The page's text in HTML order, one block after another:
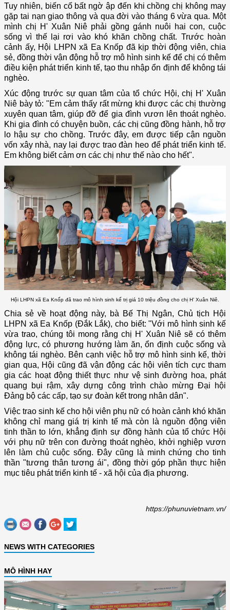
Tuy nhiên, biến cố bất ngờ ập đến khi chồng chị không may
gặp tai nạn giao thông và qua đời vào tháng 6 vừa qua. Một
mình chị H' Xuân Niê phải gồng gánh nuôi hai con, cuộc
sống vì thế lại rơi vào khó khăn chồng chất. Trước hoàn
cảnh ấy, Hội LHPN xã Ea Knốp đã kịp thời động viên, chia
sẻ, đồng thời vận động hỗ trợ mô hình sinh kế để chị có thêm
điều kiện phát triển kinh tế, tạo thu nhập ổn định để không tái
nghèo.
Xúc động trước sự quan tâm của tổ chức Hội, chị H' Xuân
Niê bày tỏ: "Em cảm thấy rất mừng khi được các chị thường
xuyên quan tâm, giúp đỡ để gia đình vươn lên thoát nghèo.
Khi gia đình có chuyện buồn, các chị cũng đồng hành, hỗ trợ
lo hậu sự cho chồng. Trước đây, em được tiếp cận nguồn
vốn xây nhà, nay lại được trao đàn heo để phát triển kinh tế.
Em không biết cảm ơn các chị như thế nào cho hết".
Hội LHPN xã Ea Knốp đã trao mô hình sinh kế trị giá 10 triệu đồng cho chị H’ Xuân Niê.
Chia sẻ về hoạt động này, bà Bế Thị Ngân, Chủ tịch Hội
LHPN xã Ea Knốp (Đắk Lắk), cho biết: "Với mô hình sinh kế
vừa trao, chúng tôi mong rằng chị H' Xuân Niê sẽ có thêm
động lực, có phương hướng làm ăn, ổn định cuộc sống và
không tái nghèo. Bên cạnh việc hỗ trợ mô hình sinh kế, thời
gian qua, Hội cũng đã vận động các hội viên tích cực tham
gia các hoạt động thiết thực như vệ sinh đường hoa, phát
quang bụi rậm, xây dựng công trình chào mừng Đại hội
Đảng bộ các cấp, tạo sự đoàn kết trong nhân dân".
Việc trao sinh kế cho hội viên phụ nữ có hoàn cảnh khó khăn
không chỉ mang giá trị kinh tế mà còn là nguồn động viên
tinh thần to lớn, khẳng định sự đồng hành của tổ chức Hội
với phụ nữ trên con đường thoát nghèo, khởi nghiệp vươn
lên làm chủ cuộc sống. Đây cũng là minh chứng cho tinh
thần "tương thân tương ái", đồng thời góp phần thực hiện
mục tiêu phát triển kinh tế - xã hội của địa phương.
https://phunuvietnam.vn/
NEWS WITH CATEGORIES
MÔ HÌNH HAY